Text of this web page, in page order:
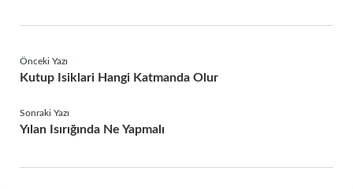
Önceki Yazı
Kutup Isiklari Hangi Katmanda Olur
Sonraki Yazı
Yılan Isırığında Ne Yapmalı